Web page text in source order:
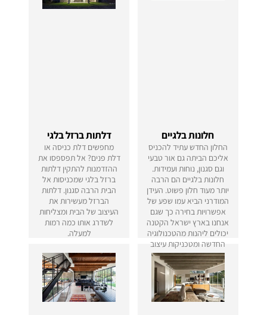
חלונות בלגיים
החלון החדש עתיד להכניס
אליכם הביתה גם אור טבעי
וגם סגנון, נוחות ועמידות.
חלונות בלגיים הם הרבה
יותר מעוד חלון פשוט. העידן
המודרני הביא עמו שפע של
אפשרויות בחירה כך שגם
אנחנו בארץ ישראל הקטנה
יכולים ליהנות מהטכנולוגיה
החדשה ומטכניקות עיצוב
אירופאיות.
דלתות ברזל בלגי
מחפשים דלת כניסה או
דלת פנים? אל תפספסו את
ההזדמנות להתקין דלתות
ברזל בלגי שמכניסות אל
הבית הרבה סגנון. דלתות
הברזל מעשירות את
העיצוב של הבית ומצליחות
לשדרג אותו כמה רמות
למעלה.